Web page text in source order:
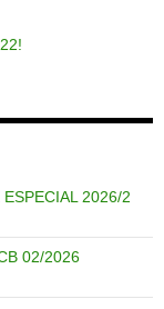
2026/2
02/2026